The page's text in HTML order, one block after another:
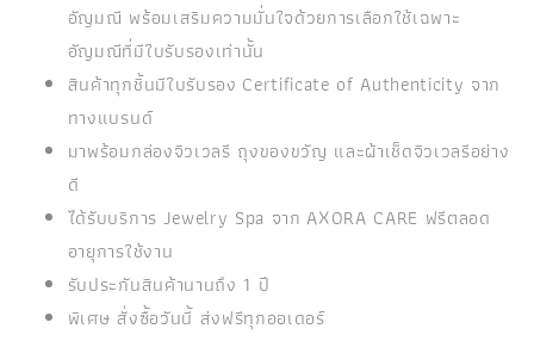
อัญมณี พร้อมเสริมความมั่นใจด้วยการเลือกใช้เฉพาะ
อัญมณีที่มีใบรับรองเท่านั้น
สินค้าทุกชิ้นมีใบรับรอง Certificate of Authenticity จาก
ทางแบรนด์
มาพร้อมกล่องจิวเวลรี ถุงของขวัญ และผ้าเช็ดจิวเวลรีอย่าง
ดี
ได้รับบริการ Jewelry Spa จาก AXORA CARE ฟรีตลอด
อายุการใช้งาน
รับประกันสินค้านานถึง 1 ปี
พิเศษ สั่งซื้อวันนี้ ส่งฟรีทุกออเดอร์